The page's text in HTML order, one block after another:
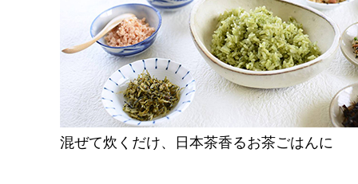
混ぜて炊くだけ、日本茶香るお茶ごはんに